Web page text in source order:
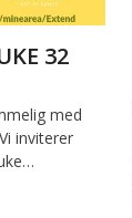
32
med
inviterer